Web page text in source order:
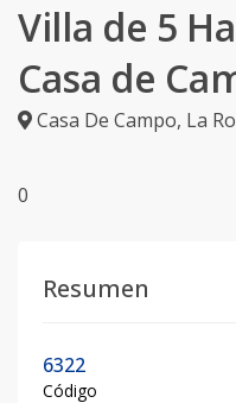
Villa de 5
Casa de
Casa De Campo, La
0
Resumen
6322
Código